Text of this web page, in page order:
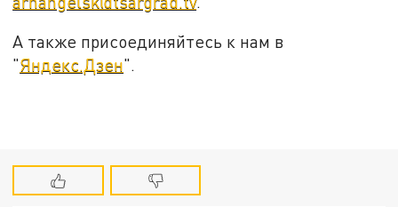
А также присоединяйтесь к нам в
"Яндекс.Дзен".